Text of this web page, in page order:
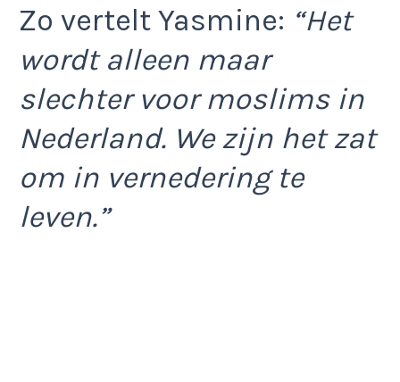
Zo vertelt Yasmine: “Het
wordt alleen maar
slechter voor moslims in
Nederland. We zijn het zat
om in vernedering te
leven.”